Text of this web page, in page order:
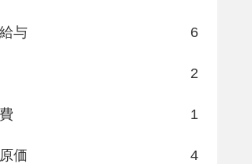
与 6
2
1
価 4